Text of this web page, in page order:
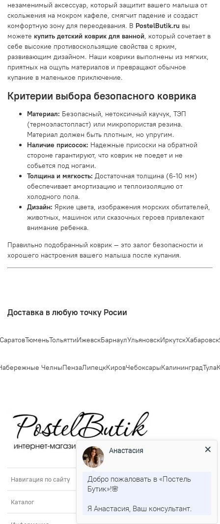
незаменимый аксессуар, который защитит вашего малыша от
скольжения на мокром кафеле, смягчит падение и создаст
комфортную зону для переодевания. В PostelButik.ru вы
можете купить детский коврик для ванной, который сочетает в
себе высокие противоскользящие свойства с ярким,
развивающим дизайном. Наши коврики выполнены из мягких,
приятных на ощупь материалов и превращают обычное
купание в маленькое приключение.
Критерии выбора безопасного коврика
Материал: Безопасный, нетоксичный каучук, ТЭП
(термоэластопласт) или микропористая резина.
Материал должен быть плотным, но упругим.
Наличие присосок: Надежные присоски на обратной
стороне гарантируют, что коврик не поедет и не
собьется под ногами.
Толщина и мягкость: Достаточная толщина (6-10 мм)
обеспечивает амортизацию и теплоизоляцию от
холодного пола.
Дизайн: Яркие цвета, изображения морских обитателей,
животных, машинок или сказочных героев привлекают
внимание ребенка.
Правильно подобранный коврик — это залог безопасности и
хорошего настроения вашего малыша после купания.
Доставка в любую точку Росии
ТюменьТольяттиИжевскБарнаулУльяновскИркутскХабаровск
ЧелныПензаЛипецкКировЧебоксарыКалининградТула
Навигация по сайту
Каталог
Анастасия
Добро пожаловать в «Постель
Бутик»!🌸
Я Анастасия, Ваш консультант.